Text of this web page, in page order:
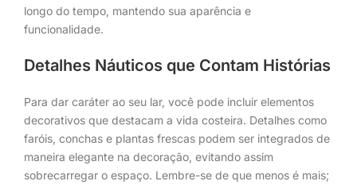
longo do tempo, mantendo sua aparência e
funcionalidade.
Detalhes Náuticos que Contam Histórias
Para dar caráter ao seu lar, você pode incluir elementos
decorativos que destacam a vida costeira. Detalhes como
faróis, conchas e plantas frescas podem ser integrados de
maneira elegante na decoração, evitando assim
sobrecarregar o espaço. Lembre-se de que menos é mais;